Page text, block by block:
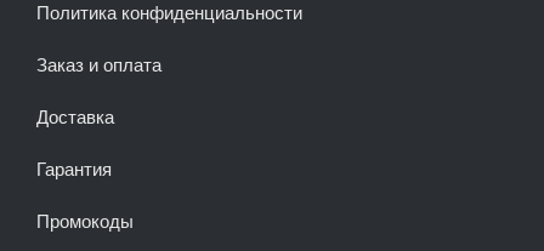
Политика конфиденциальности
Заказ и оплата
Доставка
Гарантия
Промокоды